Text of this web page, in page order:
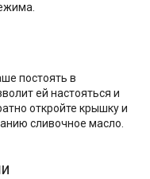
постоять в
ей настояться и
откройте крышку и
сливочное масло.